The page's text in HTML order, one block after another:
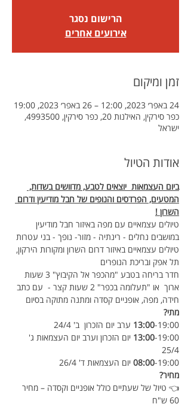
הרישום נסגר
אירועים אחרים
זמן ומיקום
24 באפר׳ 2023, 12:00 – 26 באפר׳ 2023, 19:00
כפר סירקין, האילנות 20, כפר סירקין, 4993500,
ישראל
אודות הטיול
ביום העצמאות  יוצאים לטבע, מדוושים בשדות,
המטעים, הפרדסים והנופים של חבל מודיעין ודרום
השרון !
טיולים עצמאיים עם מפה באיזור חבל מודיעין
במושבים נחלים - רינתיה - מזור- נופך - בני עטרות
טיולים עצמאיים באיזור דרום השרון ומקורות הירקון,
תל אפק ובריכת הנופרים
חדר בריחה בטבע "מהכפר אל הקיבוץ" 3 שעות
ארוך  או "תעלומה בכפר" 2 שעות קצר -  עם כתב
חידה, מפה, אופניים קסדה ומתנה מתוקה בסיום
מתי?
13:00-19:00 ערב יום הזכרון  ב' 24/4
13:00 -19:00 יום הזכרון וערב יום העצמאות ג'
25/4
08:00-19:00 יום העצמאות ד' 26/4
מחיר?
👈 טיול של שעתיים כולל אופניים וקסדה – מחיר
60 ש"ח